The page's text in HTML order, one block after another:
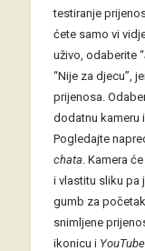
testiranje
ćete samo vi
uživo, odaberite
“Nije za djecu”,
prijenosa.
dodatnu kameru
Pogledajte
chata . Kamera
i vlastitu sliku pa
gumb za
snimljene
ikonicu i